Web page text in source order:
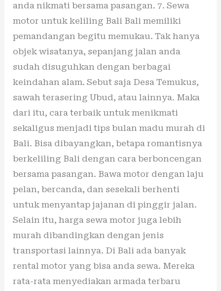
anda nikmati bersama pasangan. 7. Sewa
motor untuk keliling Bali Bali memiliki
pemandangan begitu memukau. Tak hanya
objek wisatanya, sepanjang jalan anda
sudah disuguhkan dengan berbagai
keindahan alam. Sebut saja Desa Temukus,
sawah terasering Ubud, atau lainnya. Maka
dari itu, cara terbaik untuk menikmati
sekaligus menjadi tips bulan madu murah di
Bali. Bisa dibayangkan, betapa romantisnya
berkeliling Bali dengan cara berboncengan
bersama pasangan. Bawa motor dengan laju
pelan, bercanda, dan sesekali berhenti
untuk menyantap jajanan di pinggir jalan.
Selain itu, harga sewa motor juga lebih
murah dibandingkan dengan jenis
transportasi lainnya. Di Bali ada banyak
rental motor yang bisa anda sewa. Mereka
rata-rata menyediakan armada terbaru